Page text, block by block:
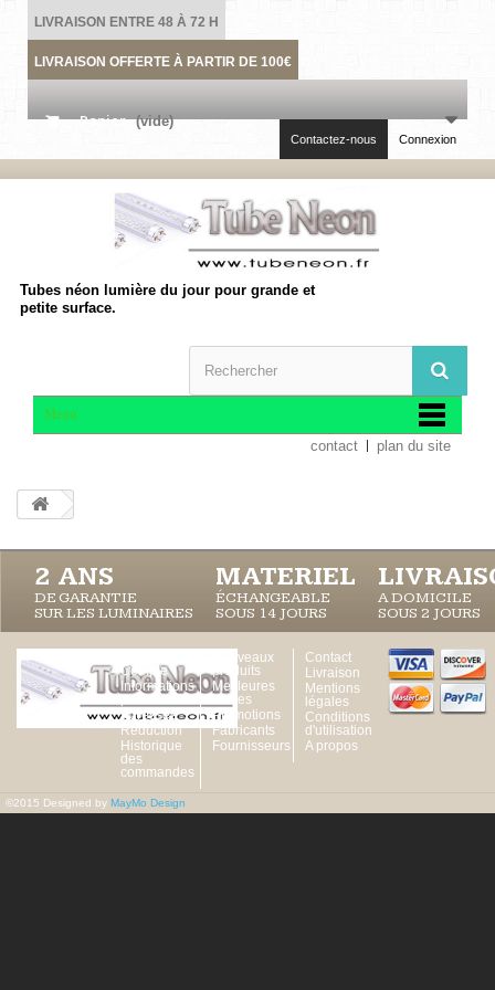
LIVRAISON ENTRE 48 À 72 H
LIVRAISON OFFERTE À PARTIR DE 100€
Panier (vide)
Connexion
Contactez-nous
Tubes néon lumière du jour pour grande et
petite surface.
Menu
contact plan du site
2 ANS
DE GARANTIE
SUR LES LUMINAIRES
MATERIEL
ÉCHANGEABLE
SOUS 14 JOURS
A DOMICILE
SOUS 2 JOURS
Compte
Informations
personnelles
Adresses
Réduction
Historique
des
commandes
Nouveaux
produits
Meilleures
ventes
Promotions
Fabricants
Fournisseurs
Contact
Livraison
Mentions
légales
Conditions
d'utilisation
A propos
©2015 Designed by MayMo Design